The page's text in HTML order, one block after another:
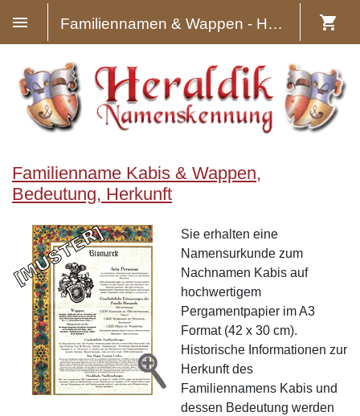
Familiennamen & Wappen - Heraldik
Familienname Kabis & Wappen,
Bedeutung, Herkunft
Sie erhalten eine
Namensurkunde zum
Nachnamen Kabis auf
hochwertigem
Pergamentpapier im A3
Format (42 x 30 cm).
Historische Informationen zur
Herkunft des
Familiennamens Kabis und
dessen Bedeutung werden